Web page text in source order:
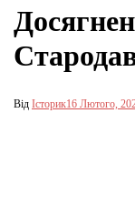
Від Історик16 Лютого,